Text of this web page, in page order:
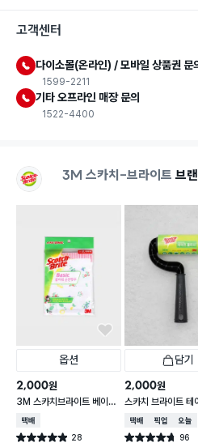
고객센터
다이소몰(온라인) / 모바일 상품권 문
1599-2211
기타 오프라인 매장 문의
1522-4400
3M 스카치-브라이트 브
옵션
2,000원
3M 스카치브라이트 베이직
택배배송
별점 4.9점 28
건 작성
담기
2,000원
스카치 브라이트 테
택배배송매장픽업오늘배
별점 4.7점 96
건 작성